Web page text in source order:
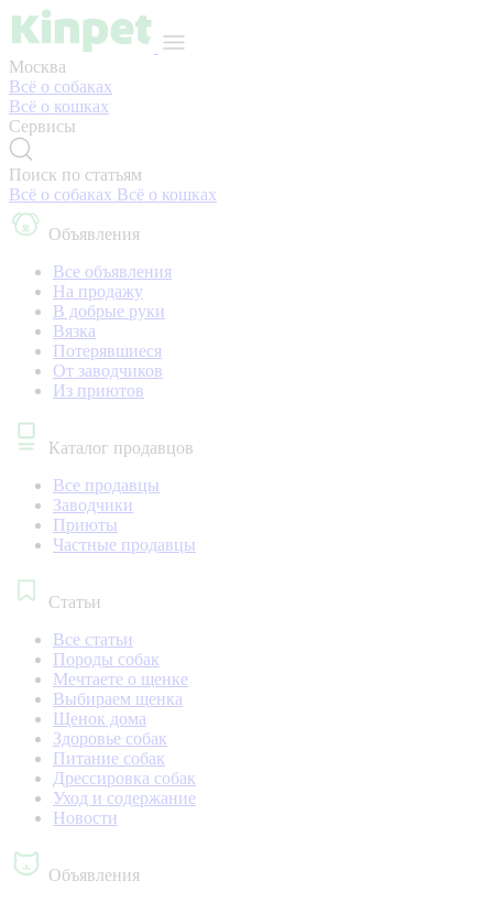
Москва
Всё о собаках
Всё о кошках
Сервисы
Поиск по статьям
Всё о собаках Всё о кошках
Объявления
Все объявления
На продажу
В добрые руки
Вязка
Потерявшиеся
От заводчиков
Из приютов
Каталог продавцов
Все продавцы
Заводчики
Приюты
Частные продавцы
Статьи
Все статьи
Породы собак
Мечтаете о щенке
Выбираем щенка
Щенок дома
Здоровье собак
Питание собак
Дрессировка собак
Уход и содержание
Новости
Объявления